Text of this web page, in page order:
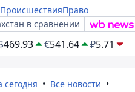
ПроисшествияПраво
в сравнении
469.93 €541.64 ₽5.71
сегодня
Все новости